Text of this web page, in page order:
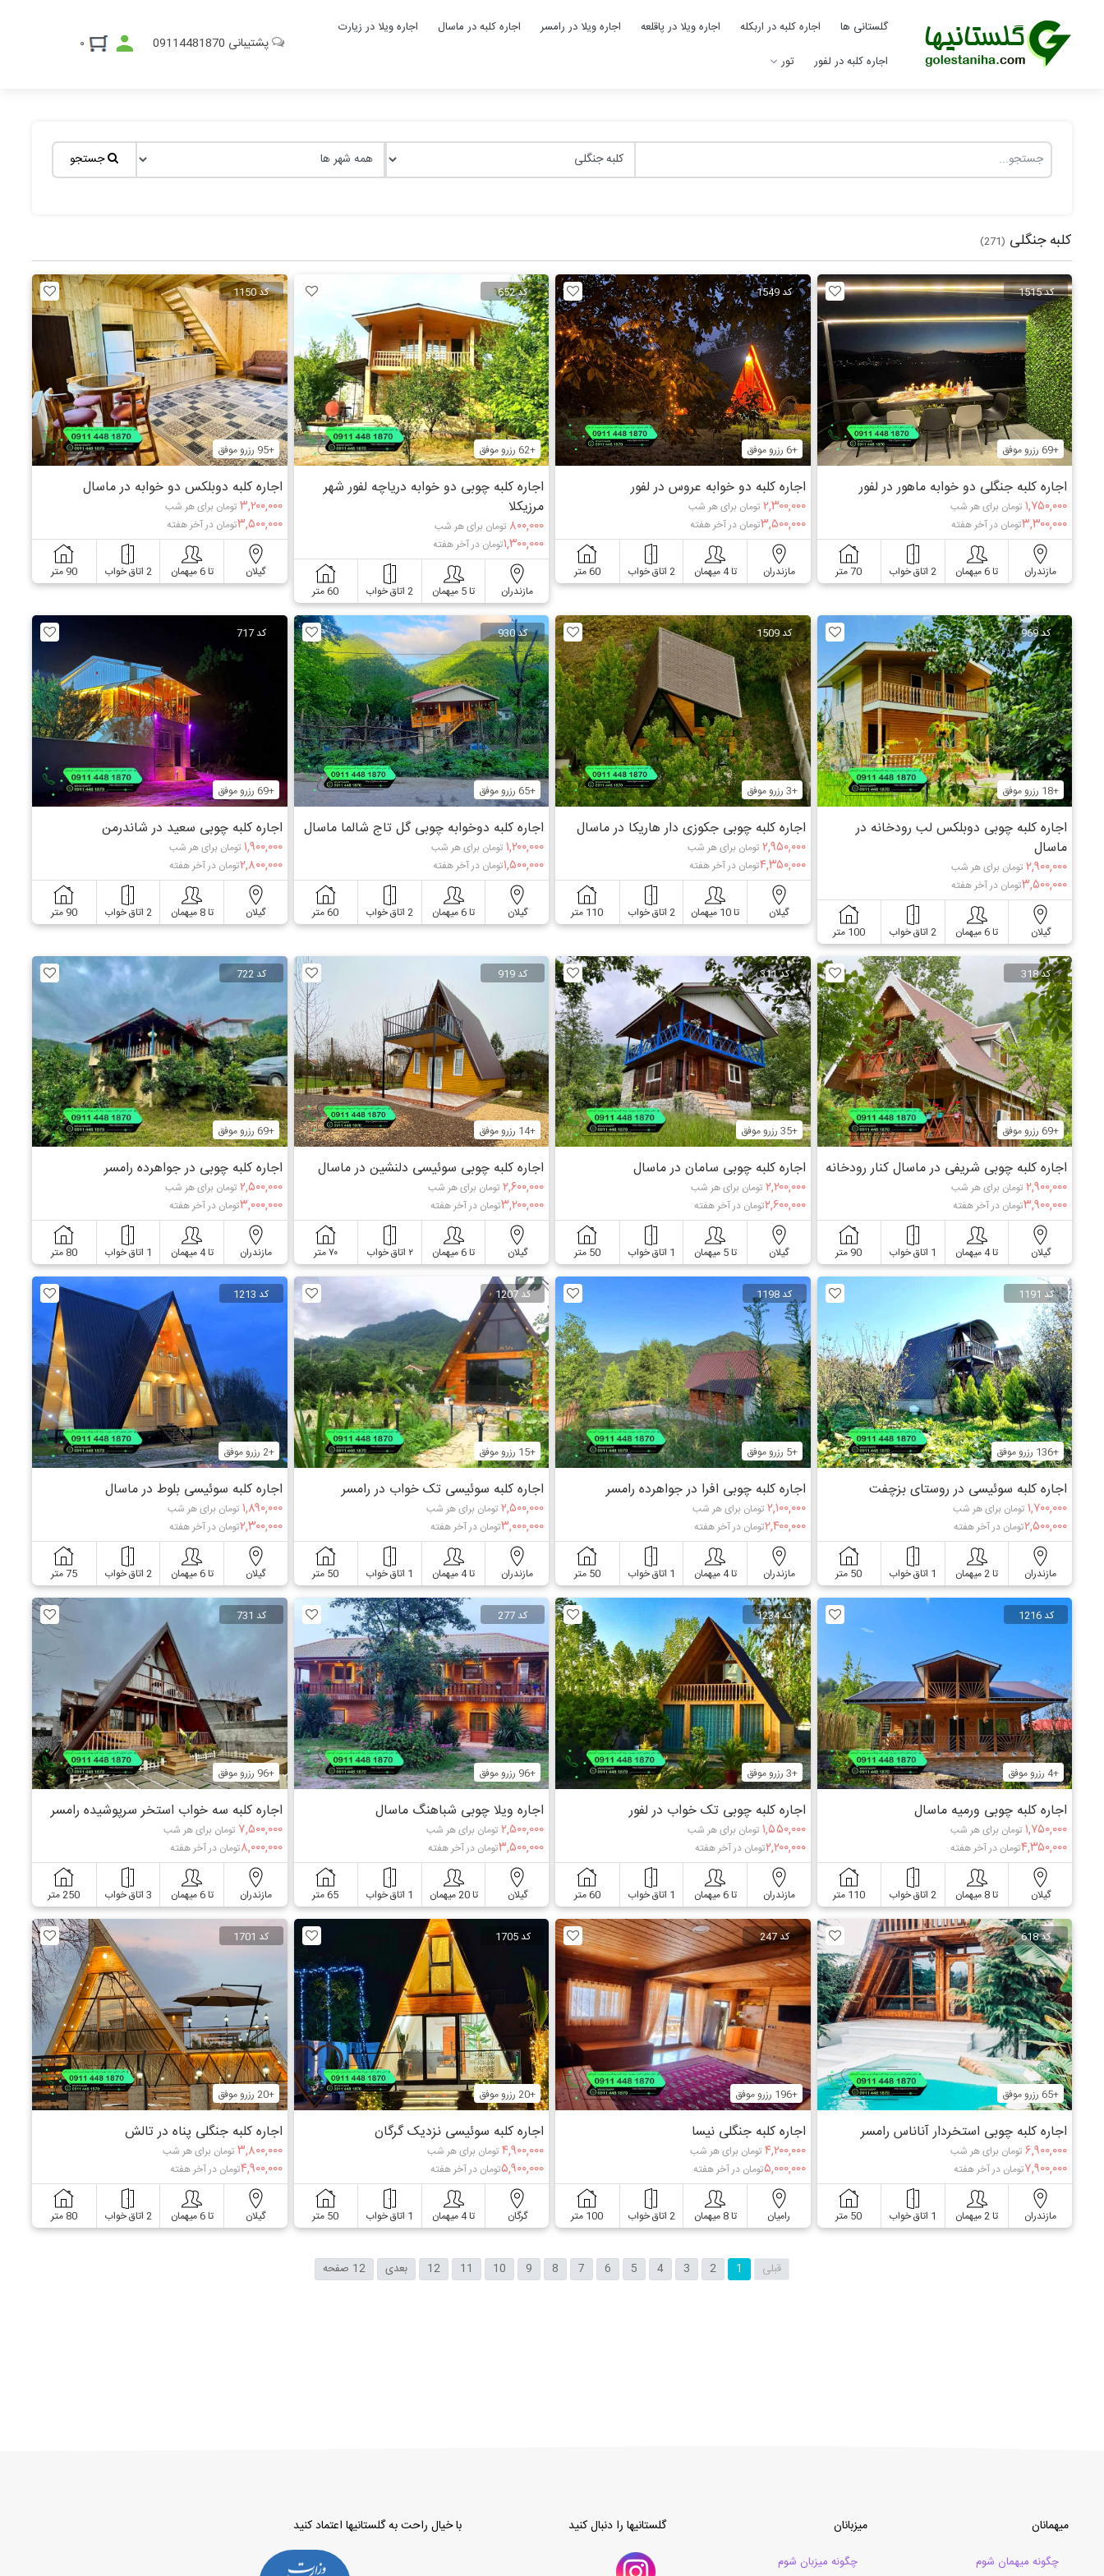
گلستانی ها اجاره کلبه در اربکله اجاره ویلا در پاقلعه اجاره ویلا در رامسر اجاره کلبه در ماسال
اجاره ویلا در زیارت
اجاره کلبه در لفور
تور
پشتیبانی ۰
جستجو
کلبه جنگلی (271)
کد 1515
+69 رزرو موفق
اجاره کلبه جنگلی دو خوابه ماهور در لفور
۱,۷۵۰,۰۰۰ تومان برای هر شب
۳,۳۰۰,۰۰۰تومان در آخر هفته
مازندران تا 6 میهمان 2 اتاق خواب 70 متر
کد 1549
+6 رزرو موفق
اجاره کلبه دو خوابه عروس در لفور
۲,۳۰۰,۰۰۰ تومان برای هر شب
۳,۵۰۰,۰۰۰تومان در آخر هفته
مازندران تا 4 میهمان 2 اتاق خواب 60 متر
کد 652
+62 رزرو موفق
اجاره کلبه چوبی دو خوابه دریاچه لفور شهر
مرزیکلا
۸۰۰,۰۰۰ تومان برای هر شب
۱,۳۰۰,۰۰۰تومان در آخر هفته
مازندران تا 5 میهمان 2 اتاق خواب 60 متر
کد 1150
+95 رزرو موفق
اجاره کلبه دوبلکس دو خوابه در ماسال
۳,۲۰۰,۰۰۰ تومان برای هر شب
۳,۵۰۰,۰۰۰تومان در آخر هفته
گیلان تا 6 میهمان 2 اتاق خواب 90 متر
کد 969
+18 رزرو موفق
اجاره کلبه چوبی دوبلکس لب رودخانه در
ماسال
۲,۹۰۰,۰۰۰ تومان برای هر شب
۳,۵۰۰,۰۰۰تومان در آخر هفته
گیلان تا 6 میهمان 2 اتاق خواب 100 متر
کد 1509
+3 رزرو موفق
اجاره کلبه چوبی جکوزی دار هاریکا در ماسال
۲,۹۵۰,۰۰۰ تومان برای هر شب
۴,۳۵۰,۰۰۰تومان در آخر هفته
گیلان تا 10 میهمان 2 اتاق خواب 110 متر
کد 930
+65 رزرو موفق
اجاره کلبه دوخوابه چوبی گل تاج شالما ماسال
۱,۲۰۰,۰۰۰ تومان برای هر شب
۱,۵۰۰,۰۰۰تومان در آخر هفته
گیلان تا 6 میهمان 2 اتاق خواب 60 متر
کد 717
+69 رزرو موفق
اجاره کلبه چوبی سعید در شاندرمن
۱,۹۰۰,۰۰۰ تومان برای هر شب
۲,۸۰۰,۰۰۰تومان در آخر هفته
گیلان تا 8 میهمان 2 اتاق خواب 90 متر
کد 318
+69 رزرو موفق
اجاره کلبه چوبی شریفی در ماسال کنار رودخانه
۲,۹۰۰,۰۰۰ تومان برای هر شب
۳,۹۰۰,۰۰۰تومان در آخر هفته
گیلان تا 4 میهمان 1 اتاق خواب 90 متر
کد 311
+35 رزرو موفق
اجاره کلبه چوبی سامان در ماسال
۲,۲۰۰,۰۰۰ تومان برای هر شب
۲,۶۰۰,۰۰۰تومان در آخر هفته
گیلان تا 5 میهمان 1 اتاق خواب 50 متر
کد 919
+14 رزرو موفق
اجاره کلبه چوبی سوئیسی دلنشین در ماسال
۲,۶۰۰,۰۰۰ تومان برای هر شب
۳,۲۰۰,۰۰۰تومان در آخر هفته
گیلان تا 6 میهمان ۲ اتاق خواب ۷۰ متر
کد 722
+69 رزرو موفق
اجاره کلبه چوبی در جواهرده رامسر
۲,۵۰۰,۰۰۰ تومان برای هر شب
۳,۰۰۰,۰۰۰تومان در آخر هفته
مازندران تا 4 میهمان 1 اتاق خواب 80 متر
کد 1191
+136 رزرو موفق
اجاره کلبه سوئیسی در روستای بزچفت
۱,۷۰۰,۰۰۰ تومان برای هر شب
۲,۵۰۰,۰۰۰تومان در آخر هفته
مازندران تا 2 میهمان 1 اتاق خواب 50 متر
کد 1198
+5 رزرو موفق
اجاره کلبه چوبی افرا در جواهرده رامسر
۲,۱۰۰,۰۰۰ تومان برای هر شب
۲,۴۰۰,۰۰۰تومان در آخر هفته
مازندران تا 4 میهمان 1 اتاق خواب 50 متر
کد 1207
+15 رزرو موفق
اجاره کلبه سوئیسی تک خواب در رامسر
۲,۵۰۰,۰۰۰ تومان برای هر شب
۳,۰۰۰,۰۰۰تومان در آخر هفته
مازندران تا 4 میهمان 1 اتاق خواب 50 متر
کد 1213
+2 رزرو موفق
اجاره کلبه سوئیسی بلوط در ماسال
۱,۸۹۰,۰۰۰ تومان برای هر شب
۲,۳۰۰,۰۰۰تومان در آخر هفته
گیلان تا 6 میهمان 2 اتاق خواب 75 متر
کد 1216
+4 رزرو موفق
اجاره کلبه چوبی ورمیه ماسال
۱,۷۵۰,۰۰۰ تومان برای هر شب
۴,۳۵۰,۰۰۰تومان در آخر هفته
گیلان تا 8 میهمان 2 اتاق خواب 110 متر
کد 1234
+3 رزرو موفق
اجاره کلبه چوبی تک خواب در لفور
۱,۵۵۰,۰۰۰ تومان برای هر شب
۲,۲۰۰,۰۰۰تومان در آخر هفته
مازندران تا 6 میهمان 1 اتاق خواب 60 متر
کد 277
+96 رزرو موفق
اجاره ویلا چوبی شباهنگ ماسال
۲,۵۰۰,۰۰۰ تومان برای هر شب
۳,۵۰۰,۰۰۰تومان در آخر هفته
گیلان تا 20 میهمان 1 اتاق خواب 65 متر
کد 731
+96 رزرو موفق
اجاره کلبه سه خواب استخر سرپوشیده رامسر
۷,۵۰۰,۰۰۰ تومان برای هر شب
۸,۰۰۰,۰۰۰تومان در آخر هفته
مازندران تا 6 میهمان 3 اتاق خواب 250 متر
کد 618
+65 رزرو موفق
اجاره کلبه چوبی استخردار آناناس رامسر
۶,۹۰۰,۰۰۰ تومان برای هر شب
۷,۹۰۰,۰۰۰تومان در آخر هفته
مازندران تا 2 میهمان 1 اتاق خواب 50 متر
کد 247
+196 رزرو موفق
اجاره کلبه جنگلی نیسا
۴,۲۰۰,۰۰۰ تومان برای هر شب
۵,۰۰۰,۰۰۰تومان در آخر هفته
رامیان تا 8 میهمان 2 اتاق خواب 100 متر
کد 1705
+20 رزرو موفق
اجاره کلبه سوئیسی نزدیک گرگان
۴,۹۰۰,۰۰۰ تومان برای هر شب
۵,۹۰۰,۰۰۰تومان در آخر هفته
گرگان تا 4 میهمان 1 اتاق خواب 50 متر
کد 1701
+20 رزرو موفق
اجاره کلبه جنگلی پناه در تالش
۳,۸۰۰,۰۰۰ تومان برای هر شب
۴,۹۰۰,۰۰۰تومان در آخر هفته
گیلان تا 6 میهمان 2 اتاق خواب 80 متر
قبلی 1
2
3
4
5
6
7
8
9
10
11
12 بعدی 12 صفحه
میهمانان
چگونه میهمان شوم
میزبانان
چگونه میزبان شوم
گلستانیها را دنبال کنید با خیال راحت به گلستانیها اعتماد کنید